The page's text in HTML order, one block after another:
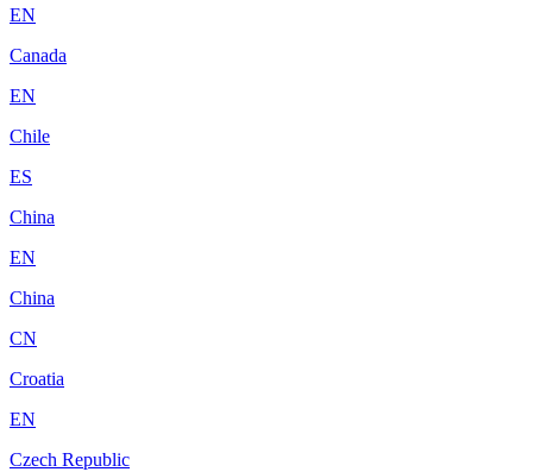
EN
Canada
EN
Chile
ES
China
EN
China
CN
Croatia
EN
Czech Republic